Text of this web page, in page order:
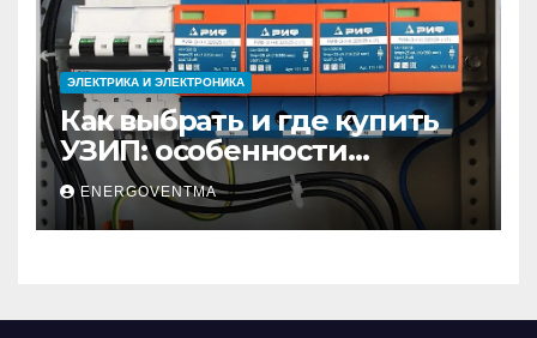
ЭЛЕКТРИКА И ЭЛЕКТРОНИКА
Как выбрать и где купить
УЗИП: особенности
устройств защиты от
импульсных
перенапряжений
ENERGOVENTMA